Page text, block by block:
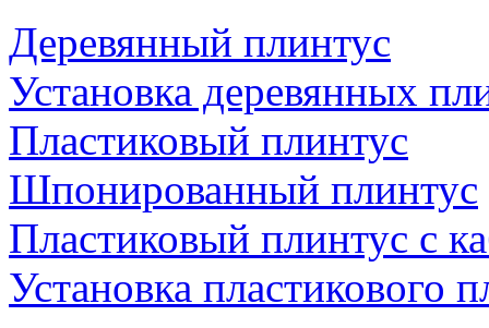
Деревянный плинтус
Установка деревянных
Пластиковый плинтус
Шпонированный плинтус
Пластиковый плинтус с
Установка пластикового